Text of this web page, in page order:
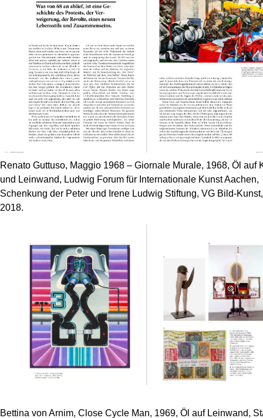
Renato Guttuso, Maggio 1968 – Giornale Murale, 1968, Öl auf
und Leinwand, Ludwig Forum für Internationale Kunst Aachen,
Schenkung der Peter und Irene Ludwig Stiftung, VG Bild-
2018.
Bettina von Arnim, Close Cycle Man, 1969, Öl auf Leinwand,